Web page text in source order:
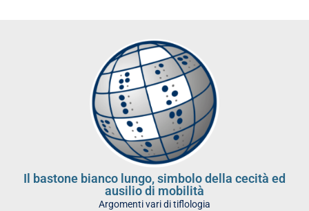
Il bastone bianco lungo, simbolo della cecità ed
ausilio di mobilità
Argomenti vari di tiflologia